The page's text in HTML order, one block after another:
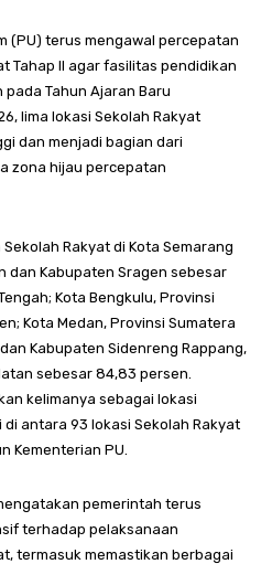
(PU) terus mengawal percepatan
Tahap II agar fasilitas pendidikan
Tahun Ajaran Baru
lima lokasi Sekolah Rakyat
dan menjadi bagian dari
zona hijau percepatan
Rakyat di Kota Semarang
dan Kabupaten Sragen sebesar
Kota Bengkulu, Provinsi
Kota Medan, Provinsi Sumatera
Kabupaten Sidenreng Rappang,
sebesar 84,83 persen.
kelimanya sebagai lokasi
antara 93 lokasi Sekolah Rakyat
Kementerian PU.
pemerintah terus
terhadap pelaksanaan
termasuk memastikan berbagai